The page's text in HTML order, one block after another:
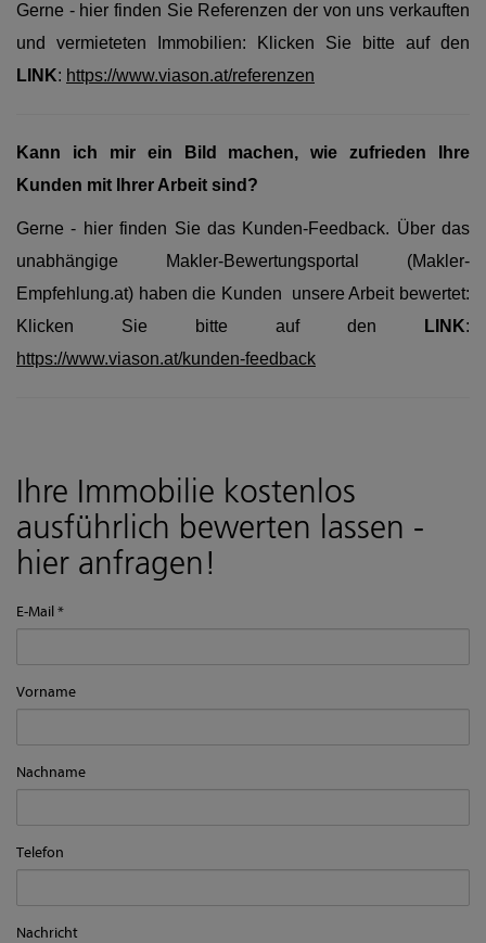
Gerne - hier finden Sie Referenzen der von uns verkauften
und vermieteten Immobilien: Klicken Sie bitte auf den
LINK: https://www.viason.at/referenzen
Kann ich mir ein Bild machen, wie zufrieden Ihre
Kunden mit Ihrer Arbeit sind?
Gerne - hier finden Sie das Kunden-Feedback. Über das
unabhängige Makler-Bewertungsportal (Makler-
Empfehlung.at) haben die Kunden unsere Arbeit bewertet:
Klicken Sie bitte auf den
LINK:
https://www.viason.at/kunden-feedback
Ihre Immobilie kostenlos
ausführlich bewerten lassen -
hier anfragen!
E-Mail
Vorname
Nachname
Telefon
Nachricht